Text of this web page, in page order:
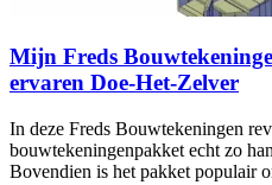
Mijn Freds
ervaren Doe-Het-Zelver
In deze Freds Bouwtekeningen
bouwtekeningenpakket echt zo
Bovendien is het pakket populair